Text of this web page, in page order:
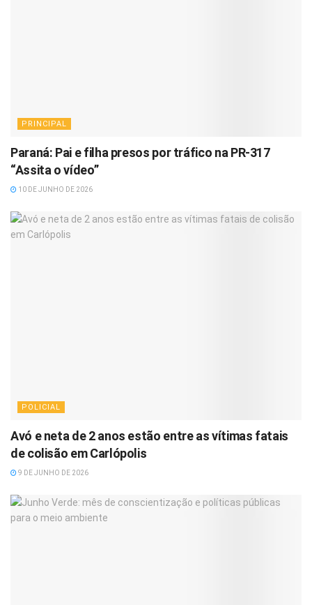
PRINCIPAL
Paraná: Pai e filha presos por tráfico na PR-317
“Assita o vídeo”
10 DE JUNHO DE 2026
POLICIAL
Avó e neta de 2 anos estão entre as vítimas fatais
de colisão em Carlópolis
9 DE JUNHO DE 2026